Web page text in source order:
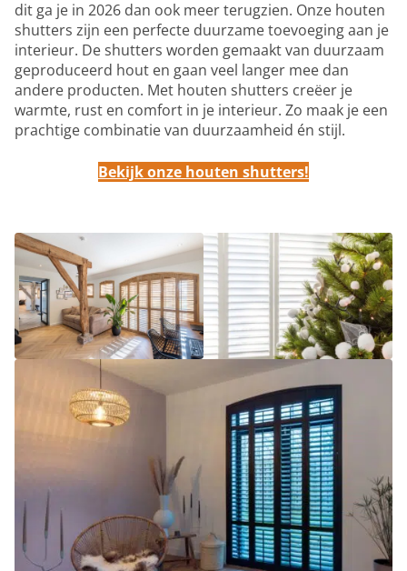
dit ga je in 2026 dan ook meer terugzien. Onze houten
shutters zijn een perfecte duurzame toevoeging aan je
interieur. De shutters worden gemaakt van duurzaam
geproduceerd hout en gaan veel langer mee dan
andere producten. Met houten shutters creëer je
warmte, rust en comfort in je interieur. Zo maak je een
prachtige combinatie van duurzaamheid én stijl.
Bekijk onze houten shutters!